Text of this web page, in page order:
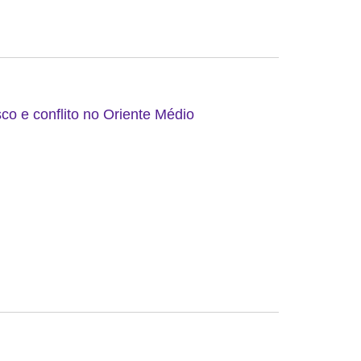
e conflito no Oriente Médio